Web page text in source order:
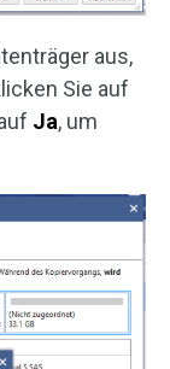
aus,
Sie auf
Ja, um